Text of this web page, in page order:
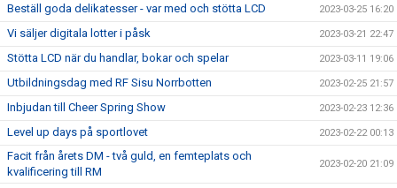
Beställ goda delikatesser - var med och stötta LCD 2023-03-25 16:20
Vi säljer digitala lotter i påsk 2023-03-21 22:47
Stötta LCD när du handlar, bokar och spelar 2023-03-11 19:06
Utbildningsdag med RF Sisu Norrbotten 2023-02-25 21:57
Inbjudan till Cheer Spring Show 2023-02-23 12:36
Level up days på sportlovet 2023-02-22 00:13
Facit från årets DM - två guld, en femteplats och
kvalificering till RM
2023-02-20 21:09